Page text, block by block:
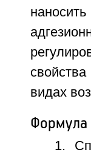
видах
Формула
1.